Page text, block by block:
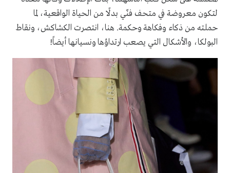
لتكون معروضة في متحف فنّي بدلًا من الحياة الواقعية، لما
حملته من ذكاء وفكاهة وحكمة. هنا، انتصرت الكشاكش، ونقاط
البولكا، والأشكال التي يصعب ارتداؤها ونسيانها أيضاً!